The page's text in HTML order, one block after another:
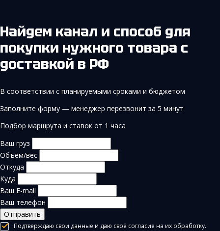
Найдем канал и способ для
покупки нужного товара с
доставкой в РФ
В соответствии с планируемыми сроками и бюджетом
Заполните форму — менеджер перезвонит за 5 минут
Подбор маршрута и ставок от 1 часа
Ваш груз
Объём/вес
Откуда
Куда
Ваш E-mail
Ваш телефон
Отправить
Подтверждаю свои данные и даю своё согласие на их обработку.